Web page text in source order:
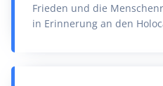
Frieden und die
in Erinnerung an den